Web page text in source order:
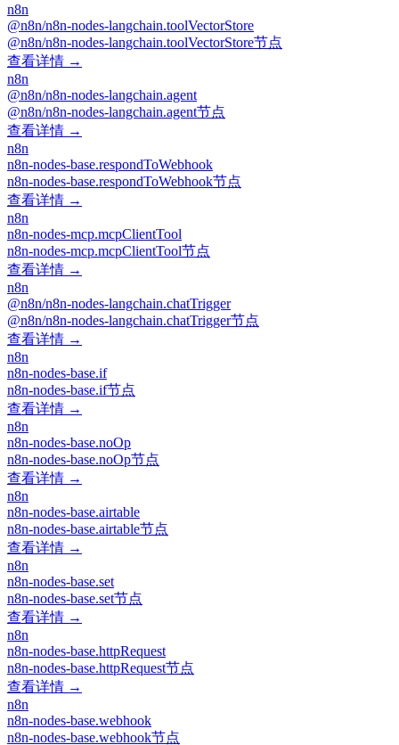
n8n
@n8n/n8n-nodes-langchain.toolVectorStore
@n8n/n8n-nodes-langchain.toolVectorStore节点
查看详情 →
n8n
@n8n/n8n-nodes-langchain.agent
@n8n/n8n-nodes-langchain.agent节点
查看详情 →
n8n
n8n-nodes-base.respondToWebhook
n8n-nodes-base.respondToWebhook节点
查看详情 →
n8n
n8n-nodes-mcp.mcpClientTool
n8n-nodes-mcp.mcpClientTool节点
查看详情 →
n8n
@n8n/n8n-nodes-langchain.chatTrigger
@n8n/n8n-nodes-langchain.chatTrigger节点
查看详情 →
n8n
n8n-nodes-base.if
n8n-nodes-base.if节点
查看详情 →
n8n
n8n-nodes-base.noOp
n8n-nodes-base.noOp节点
查看详情 →
n8n
n8n-nodes-base.airtable
n8n-nodes-base.airtable节点
查看详情 →
n8n
n8n-nodes-base.set
n8n-nodes-base.set节点
查看详情 →
n8n
n8n-nodes-base.httpRequest
n8n-nodes-base.httpRequest节点
查看详情 →
n8n
n8n-nodes-base.webhook
n8n-nodes-base.webhook节点